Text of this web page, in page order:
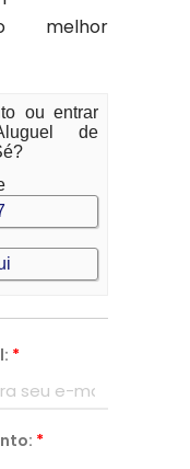
melhor
ou entrar
de
*
*